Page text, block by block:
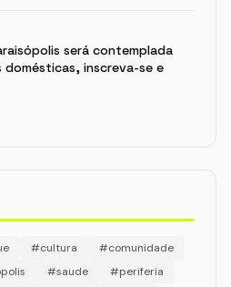
será contemplada
inscreva-se e
#cultura
#comunidade
#saude
#periferia